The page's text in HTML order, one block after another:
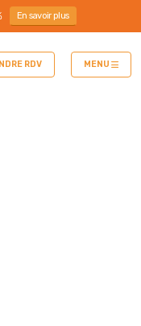
En savoir plus
RDV MENU